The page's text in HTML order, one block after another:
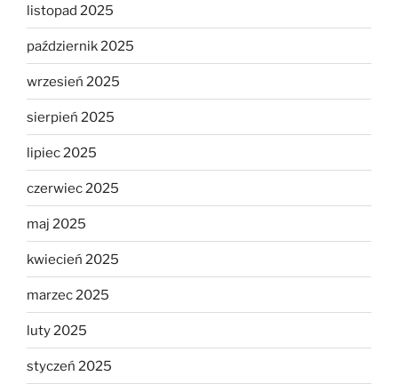
listopad 2025
październik 2025
wrzesień 2025
sierpień 2025
lipiec 2025
czerwiec 2025
maj 2025
kwiecień 2025
marzec 2025
luty 2025
styczeń 2025